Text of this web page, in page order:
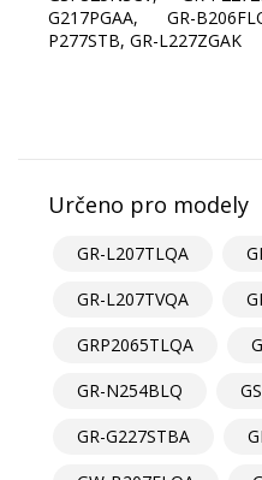
G217PGAA, GR-
P277STB, GR-L227ZGAK
Určeno pro modely
GR-L207TLQA
GR-L207TVQA
GRP2065TLQA
GR-N254BLQ
GR-G227STBA